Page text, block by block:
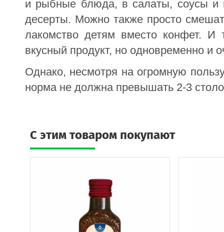
и рыбные блюда, в салаты, соусы и
десерты. Можно также просто
лакомство детям вместо конфет. И
вкусный продукт, но одновременно и
Однако, несмотря на огромную
норма не должна превышать 2-3
C этим товаром покупают